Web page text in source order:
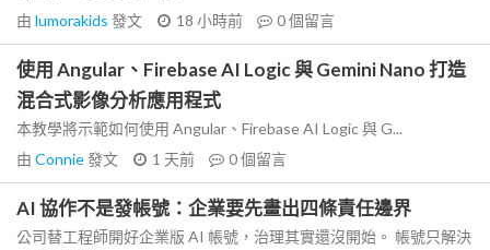
由 lumorakids 發文 18 小時前 0個留言
使用 Angular、Firebase AI Logic 與 Gemini Nano 打造
混合式影像分析應用程式
本教學將示範如何使用 Angular、Firebase AI Logic 與 G...
由 Connie發文 1 天前 0個留言
AI 協作不是發帳號：企業要先畫出四條責任邊界
公司替工程師開好企業版 AI 帳號，治理其實還沒開始。 帳號只解決